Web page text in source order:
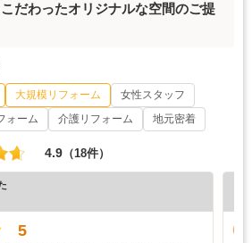
だわったオリジナルな空間のご提
大規模リフォーム
女性スタッフ
ォーム 介護リフォーム 地元密着
4.9 （18件）
5